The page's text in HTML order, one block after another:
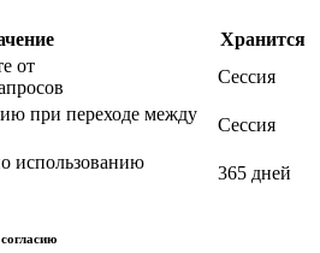
Хранится
от
Сессия
при переходе между
Сессия
использованию
365 дней